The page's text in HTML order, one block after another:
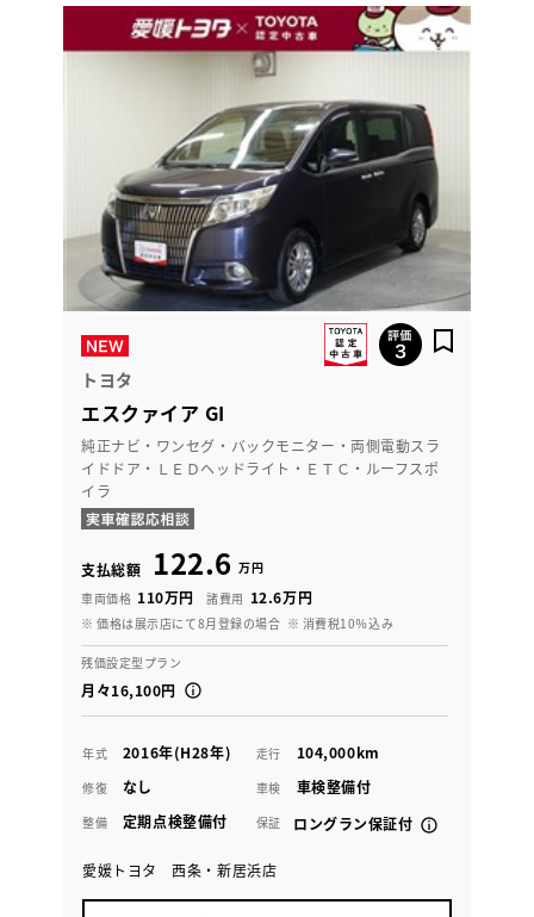
トヨタ
エスクァイア GI
純正ナビ・ワンセグ・バックモニター・両側電動スラ
イドドア・ＬＥＤヘッドライト・ＥＴＣ・ルーフスポ
イラ
支払総額 122.6 万円
車両価格 110万円 諸費用 12.6万円
※ 価格は展示店にて8月登録の場合 ※ 消費税10％込み
残価設定型プラン
月々16,100円
年式 2016年(H28年) 走行 104,000km
修復 なし 車検 車検整備付
整備 定期点検整備付 保証 ロングラン保証付
愛媛トヨタ 西条・新居浜店